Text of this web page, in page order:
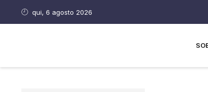
qui, 6 agosto 2026